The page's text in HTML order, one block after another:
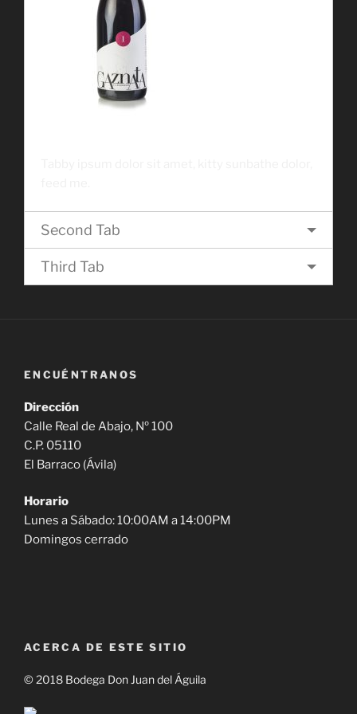
Second Tab
Third Tab
ENCUÉNTRANOS
Dirección
Calle Real de Abajo, Nº 100
C.P. 05110
El Barraco (Ávila)
Horario
Lunes a Sábado: 10:00AM a 14:00PM
Domingos cerrado
ACERCA DE ESTE SITIO
© 2018 Bodega Don Juan del Águila